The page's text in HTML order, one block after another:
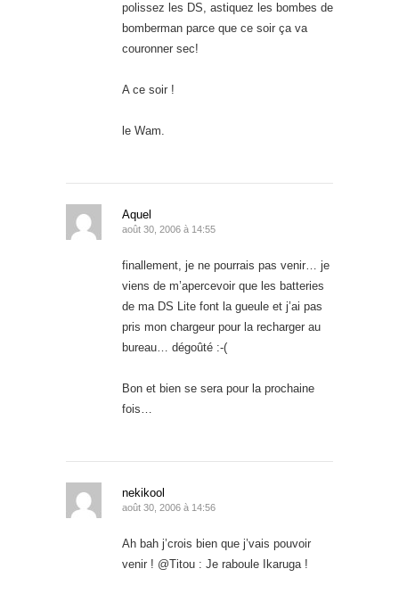
polissez les DS, astiquez les bombes de
bomberman parce que ce soir ça va
couronner sec!
A ce soir !
le Wam.
Aquel
août 30, 2006 à 14:55
finallement, je ne pourrais pas venir… je
viens de m’apercevoir que les batteries
de ma DS Lite font la gueule et j’ai pas
pris mon chargeur pour la recharger au
bureau… dégoûté :-(
Bon et bien se sera pour la prochaine
fois…
nekikool
août 30, 2006 à 14:56
Ah bah j’crois bien que j’vais pouvoir
venir ! @Titou : Je raboule Ikaruga !